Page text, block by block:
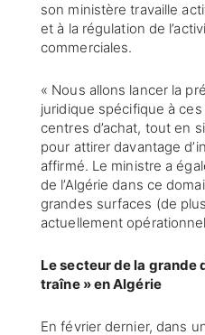
son ministère travaille
et à la régulation de
commerciales.
« Nous allons lancer la
juridique spécifique à ces
centres d’achat, tout en
pour attirer davantage
affirmé. Le ministre a
de l’Algérie dans ce
grandes surfaces (de
actuellement
Le secteur de la grande
traîne » en Algérie
En février dernier, dans